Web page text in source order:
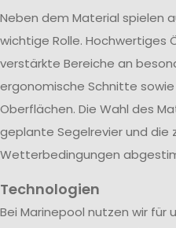
Neben dem Material spielen
wichtige Rolle. Hochwertiges
verstärkte Bereiche an
ergonomische Schnitte
Oberflächen. Die Wahl des
geplante Segelrevier und die
Wetterbedingungen
Technologien
Bei Marinepool nutzen wir für